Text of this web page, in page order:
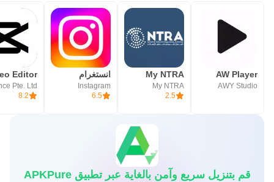
AW Player
AWY Studio
My NTRA
My NTRA
2.5
انستغرام
Instagram
6.5
8.2
قم بتنزيل سريع وآمن بالغاية عبر تطبيق APKPure